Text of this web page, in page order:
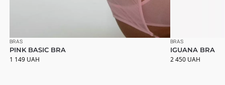
BRAS
PINK BASIC BRA
1 149 UAH
BRAS
IGUANA BRA
2 450 UAH